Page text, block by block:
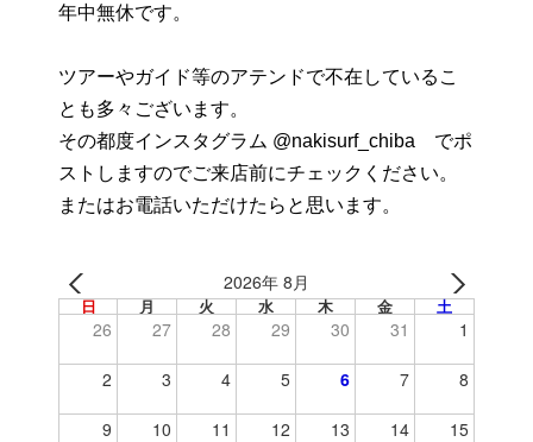
年中無休です。
ツアーやガイド等のアテンドで不在しているこ
とも多々ございます。
その都度インスタグラム @nakisurf_chiba でポ
ストしますのでご来店前にチェックください。
またはお電話いただけたらと思います。
2026年 8月
日 月 火 水 木 金 土
26 27 28 29 30 31 1
2 3 4 5 6 7 8
9 10 11 12 13 14 15